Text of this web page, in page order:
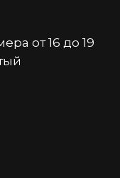
от 16 до 19